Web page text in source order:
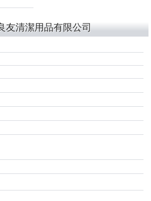
友清潔用品有限公司